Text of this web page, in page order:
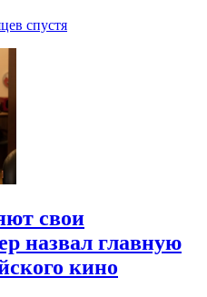
спустя
свои
назвал главную
кино